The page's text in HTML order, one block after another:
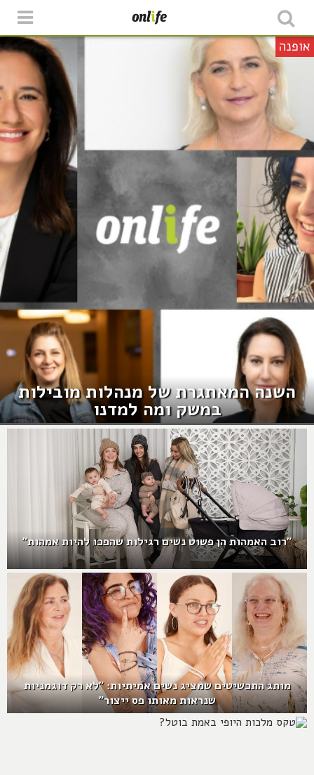
אופנה
השנה המאתגרת של מנהלות מובילות
במשק ומה למדנו
"רוב האמהות הן פשוט נשים רגילות שהפכו להיות אמהות"
מותג התכשיטים שמציג נשים אמיתיות: "לא רק דוגמניות
שנראות מאותו פס ייצור"